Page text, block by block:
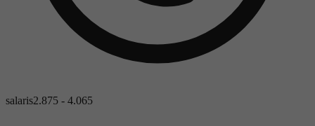
salaris2.875 - 4.065